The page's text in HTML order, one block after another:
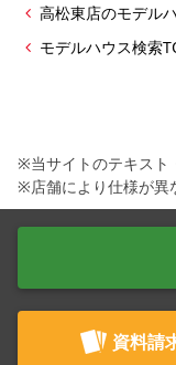
高松東店のモデル
モデルハウス検索
※当サイトのテキスト
※店舗により仕様が異
資料請